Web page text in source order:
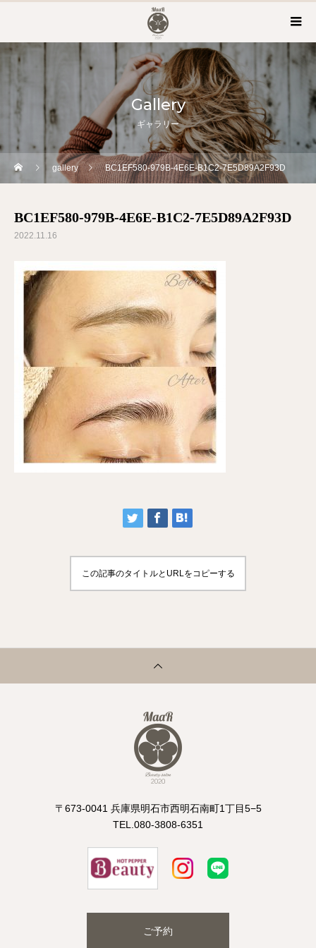
Gallery
ギャラリー
gallery BC1EF580-979B-4E6E-B1C2-7E5D89A2F93D
BC1EF580-979B-4E6E-B1C2-7E5D89A2F93D
2022.11.16
この記事のタイトルとURLをコピーする
〒673-0041 兵庫県明石市西明石南町1丁目5−5
TEL.080-3808-6351
ご予約